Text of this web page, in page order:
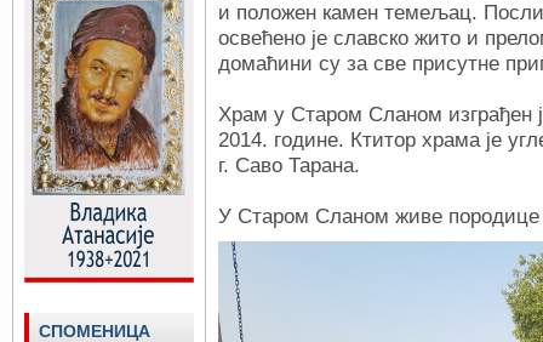
и положен камен темељац.
освећено је славско жито и
домаћини су за све присутне
Храм у Старом Сланом изграђен
2014. године. Ктитор храма је
г. Саво Тарана.
У Старом Сланом живе породице
СПОМЕНИЦА